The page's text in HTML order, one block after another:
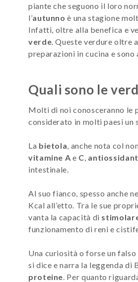
piante che seguono il loro
l’autunno è una stagione
Infatti, oltre alla benefica e
verde. Queste verdure oltre
preparazioni in cucina e
Quali sono le
Molti di noi conosceranno le
considerato in molti paesi un
La bietola, anche nota col
vitamine A e C,
intestinale.
Al suo fianco, spesso anche
Kcal all’etto. Tra le sue
vanta la capacità di
funzionamento di reni e
Una curiosità o forse un
si dice e narra la leggenda
proteine. Per quanto